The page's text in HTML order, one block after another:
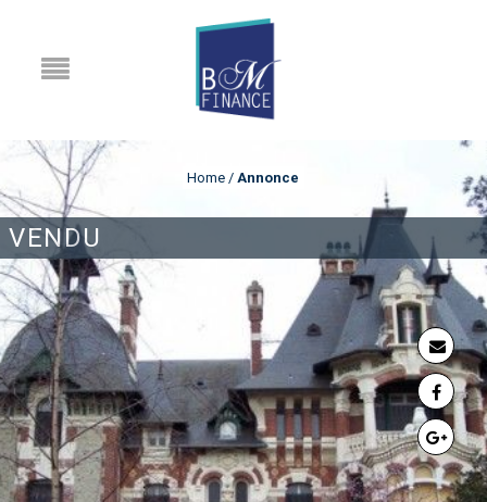
VENDU
Home / Annonce
ANNONCE